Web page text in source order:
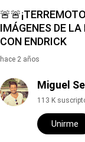
IMÁGENES DE
CON ENDRICK
hace 2 años
Miguel
113 K
Unirme